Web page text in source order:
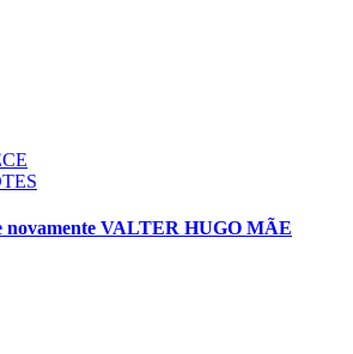
novamente VALTER HUGO MÃE